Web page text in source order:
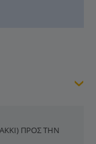
ΠΡΟΣ ΤΗΝ